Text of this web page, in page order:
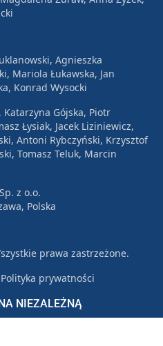
NIEZALEŻNĄ
Agnieszka
Mariola Łukawska, Jan
Konrad Wysocki
Katarzyna Gójska, Piotr
Łysiak, Jacek Liziniewicz,
Antoni Rybczyński, Krzysztof
Tomasz Teluk, Marcin
z o.o.
Polska
prawa zastrzeżone.
Polityka prywatności